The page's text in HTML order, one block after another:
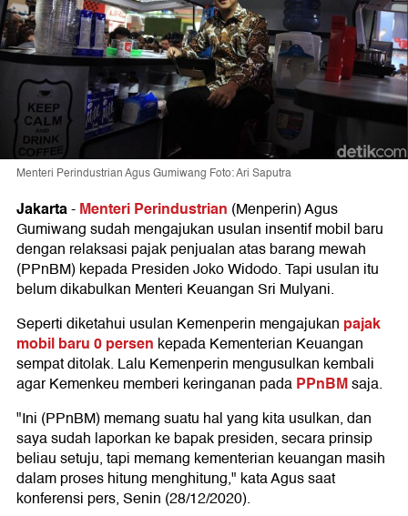
Menteri Perindustrian Agus Gumiwang Foto: Ari Saputra
Jakarta-Menteri Perindustrian (Menperin) Agus
Gumiwang sudah mengajukan usulan insentif mobil baru
dengan relaksasi pajak penjualan atas barang mewah
(PPnBM) kepada Presiden Joko Widodo. Tapi usulan itu
belum dikabulkan Menteri Keuangan Sri Mulyani.
Seperti diketahui usulan Kemenperin mengajukan pajak
mobil baru 0 persen kepada Kementerian Keuangan
sempat ditolak. Lalu Kemenperin mengusulkan kembali
agar Kemenkeu memberi keringanan padaPPnBMsaja.
"Ini (PPnBM) memang suatu hal yang kita usulkan, dan
saya sudah laporkan ke bapak presiden, secara prinsip
beliau setuju, tapi memang kementerian keuangan masih
dalam proses hitung menghitung," kata Agus saat
konferensi pers, Senin (28/12/2020).